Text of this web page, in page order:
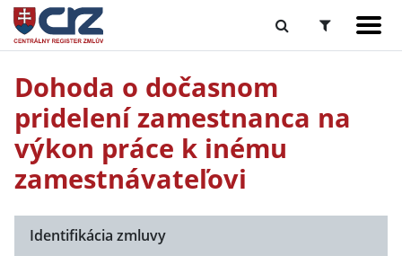
Dohoda o dočasnom
pridelení zamestnanca na
výkon práce k inému
zamestnávateľovi
Identifikácia zmluvy